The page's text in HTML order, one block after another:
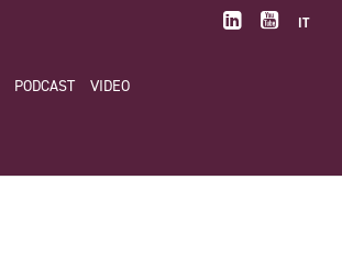
IT
PODCAST VIDEO